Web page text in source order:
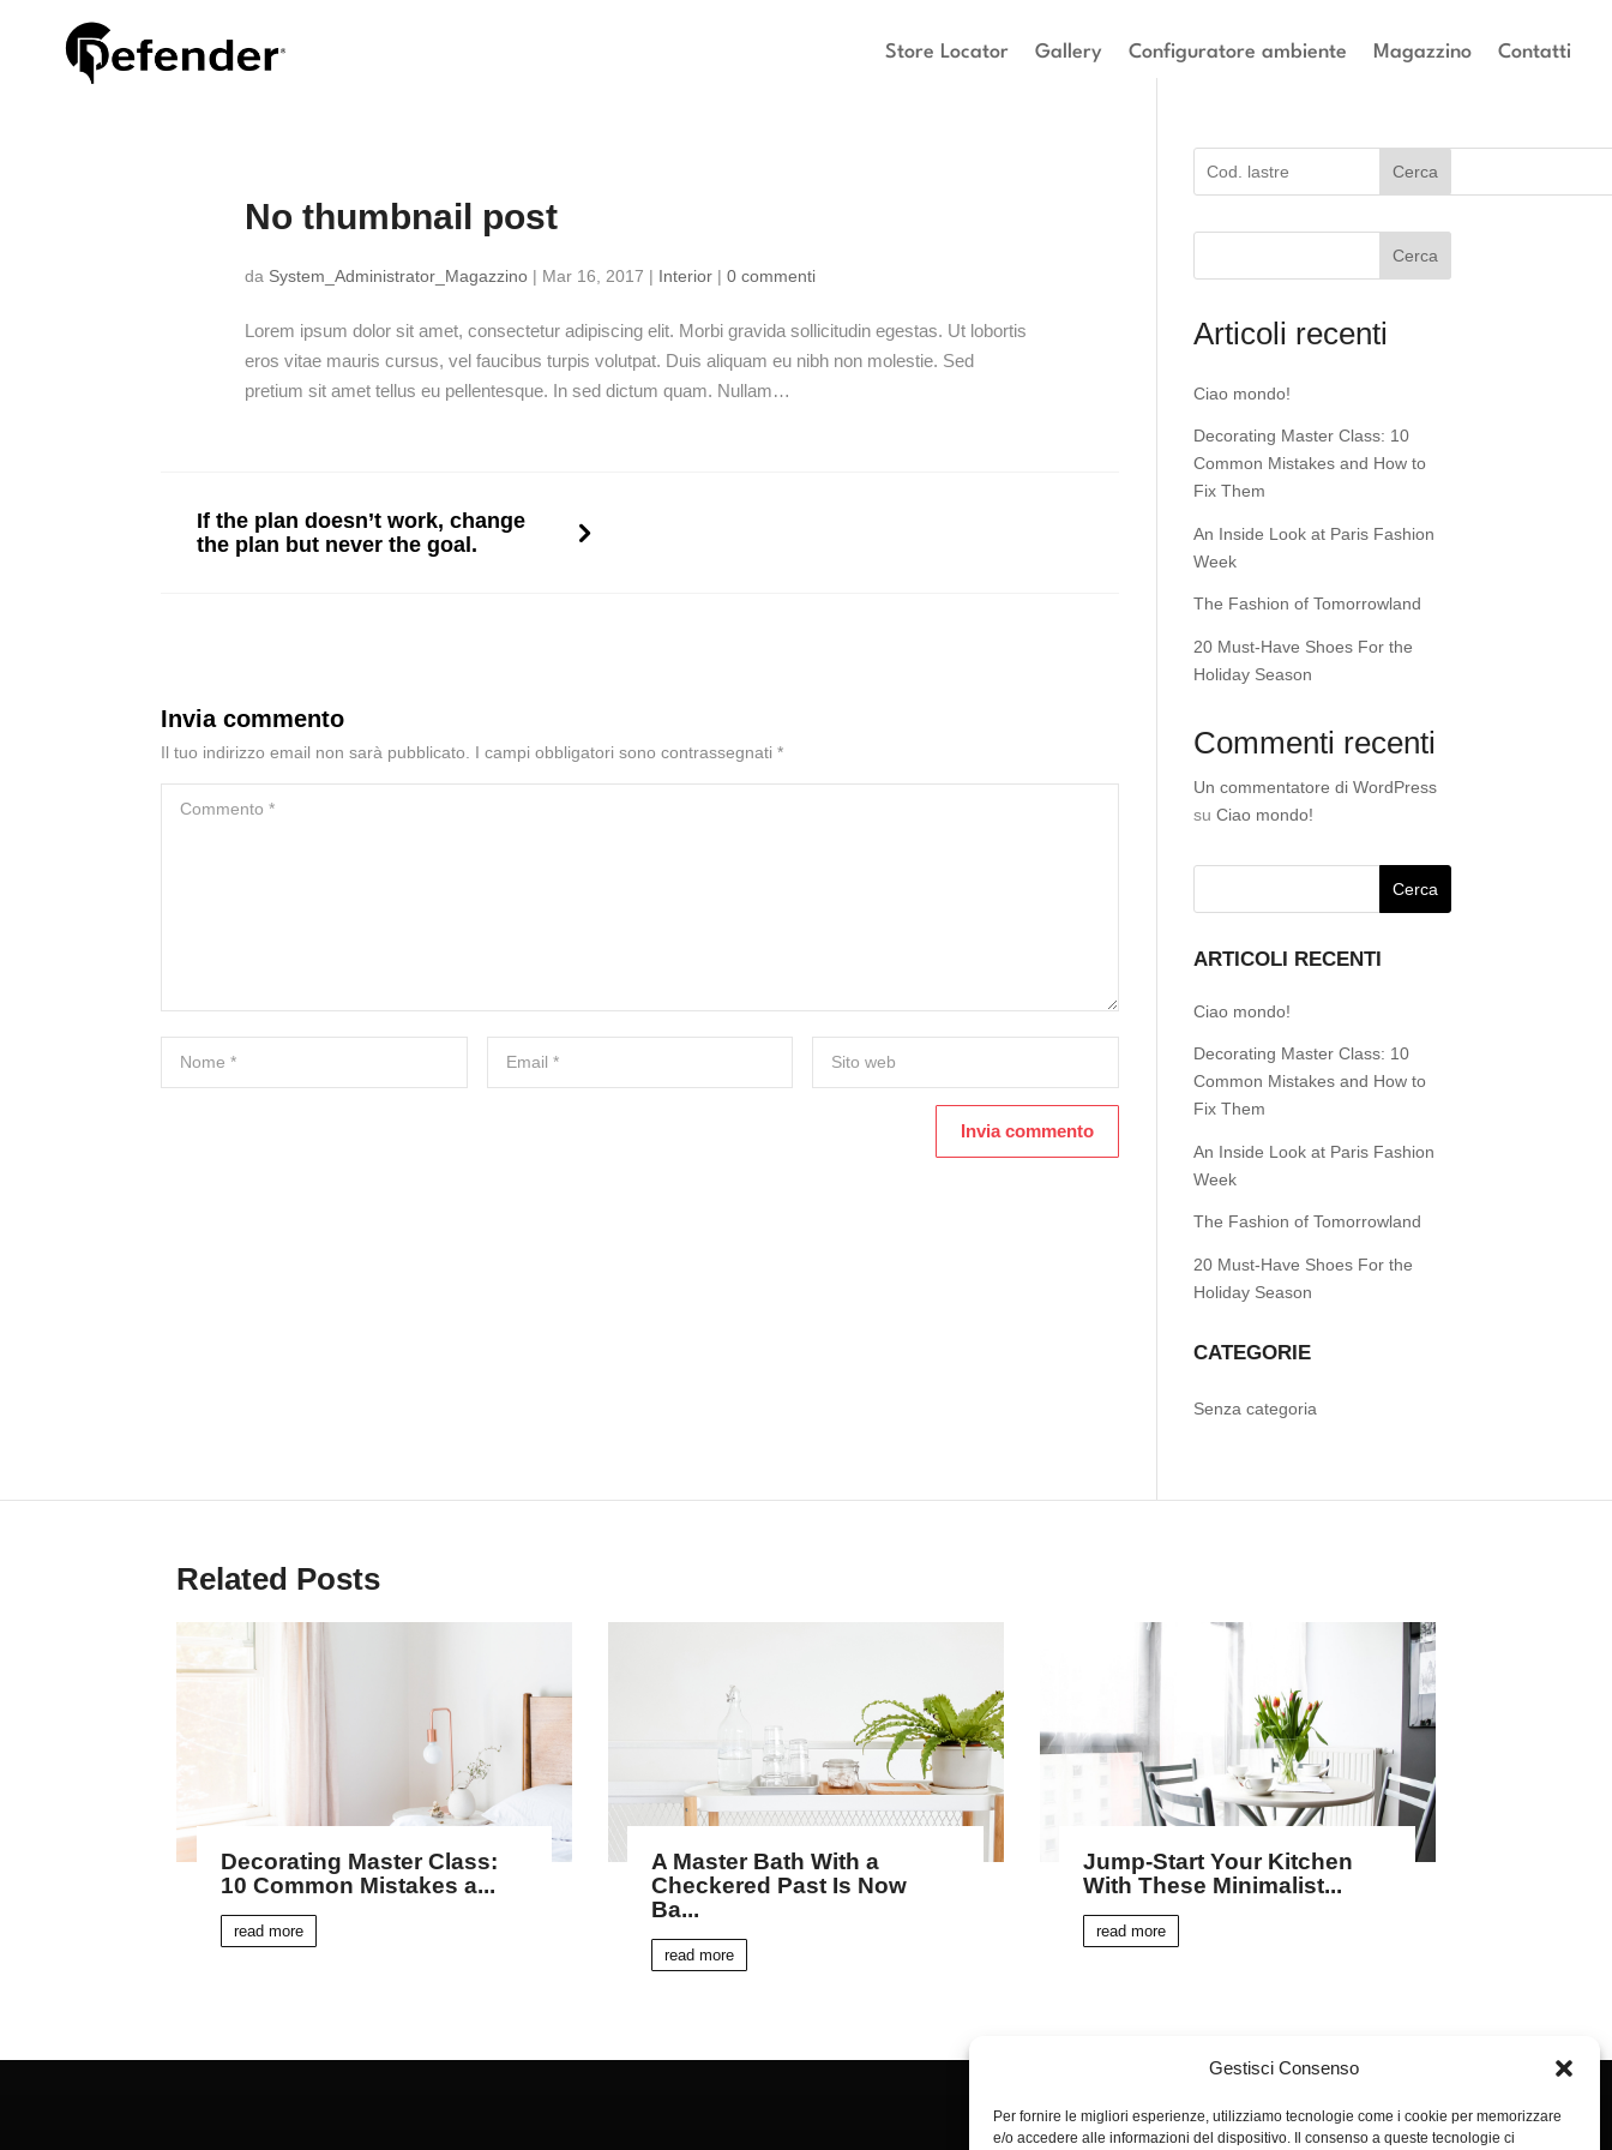
Gestisci Consenso
Per fornire le migliori esperienze, utilizziamo tecnologie come i cookie per memorizzare
e/o accedere alle informazioni del dispositivo. Il consenso a queste tecnologie ci
Store Locator Gallery Configuratore ambiente Magazzino Contatti
No thumbnail post
da System_Administrator_Magazzino | Mar 16, 2017 | Interior |0 commenti
Lorem ipsum dolor sit amet, consectetur adipiscing elit. Morbi gravida sollicitudin egestas. Ut lobortis
eros vitae mauris cursus, vel faucibus turpis volutpat. Duis aliquam eu nibh non molestie. Sed
pretium sit amet tellus eu pellentesque. In sed dictum quam. Nullam…
If the plan doesn’t work, change
the plan but never the goal.
Invia commento
Il tuo indirizzo email non sarà pubblicato. I campi obbligatori sono contrassegnati*
Cerca
Cerca
Articoli recenti
Ciao mondo!
Decorating Master Class: 10
Common Mistakes and How to
Fix Them
An Inside Look at Paris Fashion
Week
The Fashion of Tomorrowland
20 Must-Have Shoes For the
Holiday Season
Commenti recenti
Un commentatore di WordPress
su Ciao mondo!
ARTICOLI RECENTI
Ciao mondo!
Decorating Master Class: 10
Common Mistakes and How to
Fix Them
An Inside Look at Paris Fashion
Week
The Fashion of Tomorrowland
20 Must-Have Shoes For the
Holiday Season
CATEGORIE
Senza categoria
Related Posts
Decorating Master Class:
10 Common Mistakes a...
read more
A Master Bath With a
Checkered Past Is Now
Ba...
read more
Jump-Start Your Kitchen
With These Minimalist...
read more